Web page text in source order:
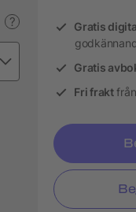
? Gratis
Gratis
Fri frakt